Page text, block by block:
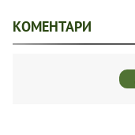
КОМЕНТАРИ